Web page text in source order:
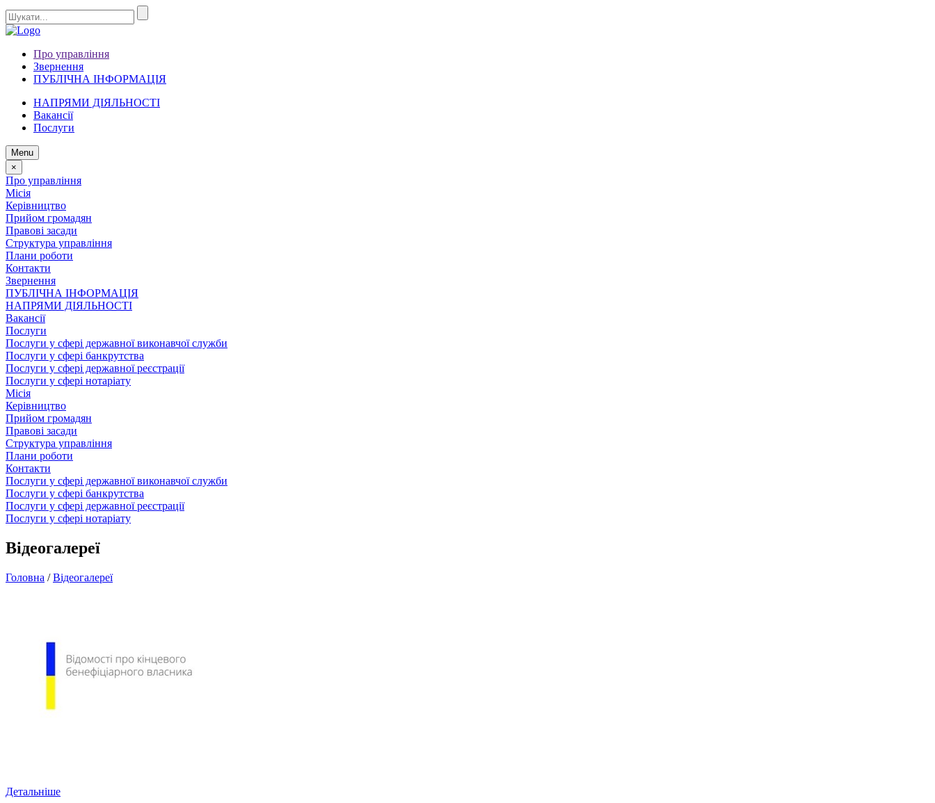
Про управління
Звернення
ПУБЛІЧНА ІНФОРМАЦІЯ
НАПРЯМИ ДІЯЛЬНОСТІ
Вакансії
Послуги
Menu
×
Про управління
Місія
Керівництво
Прийом громадян
Правові засади
Структура управління
Плани роботи
Контакти
Звернення
ПУБЛІЧНА ІНФОРМАЦІЯ
НАПРЯМИ ДІЯЛЬНОСТІ
Вакансії
Послуги
Послуги у сфері державної виконавчої служби
Послуги у сфері банкрутства
Послуги у сфері державної реєстрації
Послуги у сфері нотаріату
Місія
Керівництво
Прийом громадян
Правові засади
Структура управління
Плани роботи
Контакти
Послуги у сфері державної виконавчої служби
Послуги у сфері банкрутства
Послуги у сфері державної реєстрації
Послуги у сфері нотаріату
Відеогалереї
Головна /Відеогалереї
Детальніше